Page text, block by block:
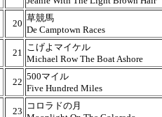
20
草競馬
De Camptown Races
21
こげよマイケル
Michael Row The Boat Ashore
22
500マイル
Five Hundred Miles
23
コロラドの月